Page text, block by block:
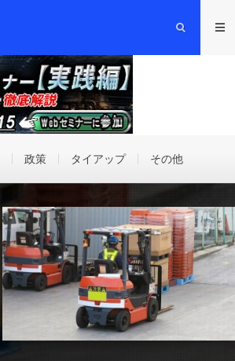
政策 タイアップ その他